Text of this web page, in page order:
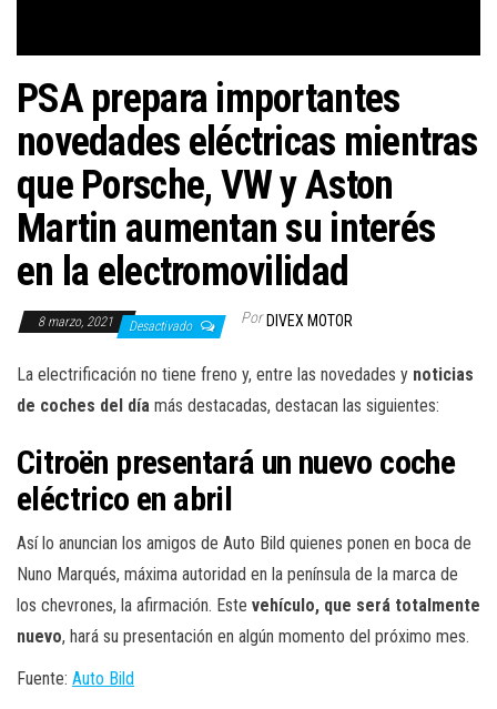
PSA prepara importantes
novedades eléctricas mientras
que Porsche, VW y Aston
Martin aumentan su interés
en la electromovilidad
8 marzo, 2021 Desactivado Por DIVEX MOTOR
La electrificación no tiene freno y, entre las novedades y noticias
de coches del día más destacadas, destacan las siguientes:
Citroën presentará un nuevo coche
eléctrico en abril
Así lo anuncian los amigos de Auto Bild quienes ponen en boca de
Nuno Marqués, máxima autoridad en la península de la marca de
los chevrones, la afirmación. Este vehículo, que será totalmente
nuevo, hará su presentación en algún momento del próximo mes.
Fuente: Auto Bild